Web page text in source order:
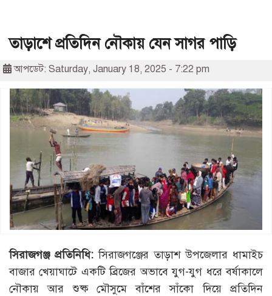
তাড়াশে প্রতিদিন নৌকায় যেন সাগর পাড়ি
আপডেট: Saturday, January 18, 2025 - 7:22 pm
সিরাজগঞ্জ প্রতিনিধি: সিরাজগঞ্জের তাড়াশ উপজেলার ধামাইচ
বাজার খেয়াঘাটে একটি ব্রিজের অভাবে যুগ-যুগ ধরে বর্ষাকালে
নৌকায় আর শুষ্ক মৌসুমে বাঁশের সাঁকো দিয়ে প্রতিদিন